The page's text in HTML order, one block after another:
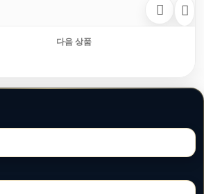
다음 상품